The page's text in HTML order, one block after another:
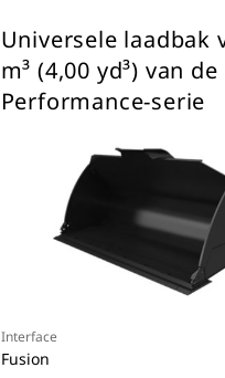
Universele laadbak
m³ (4,00 yd³) van de
Performance-serie
Interface
Fusion